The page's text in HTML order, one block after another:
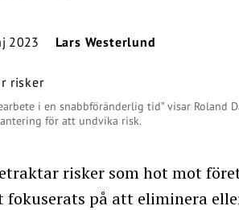
2023 Lars Westerlund
i en snabbföränderlig tid” visar Roland
för att undvika risk.
risker som hot mot
på att eliminera